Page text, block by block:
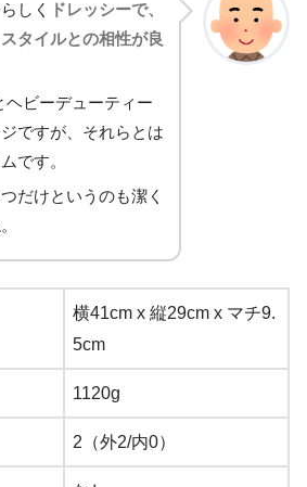
しく
ドレッシーで、
タイルとの相性が良
ビーデューティー
ですが、それらとは
です。
だけというのも潔く
横41cm x 縦29cm x マチ9.
5cm
1120g
2（外2/内0）